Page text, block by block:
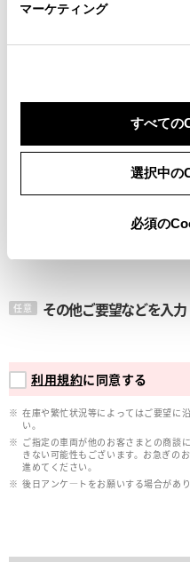
マーケティング
すべての
選択中の
必須の
メールアドレス
任意 その他ご要望などを入力
利用規約に同意する
在庫や繁忙状況等によってはご要望に
い。
ご指定の車両が他のお客さまとの商談
きない可能性もございます。お急ぎの
進めてください。
後日アンケ―トをお願いする場合があ